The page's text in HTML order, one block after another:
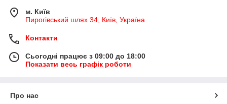
м. Київ
Пирогівський шлях 34, Київ, Україна
Контакти
Сьогодні працює з 09:00 до 18:00
Показати весь графік роботи
Про нас